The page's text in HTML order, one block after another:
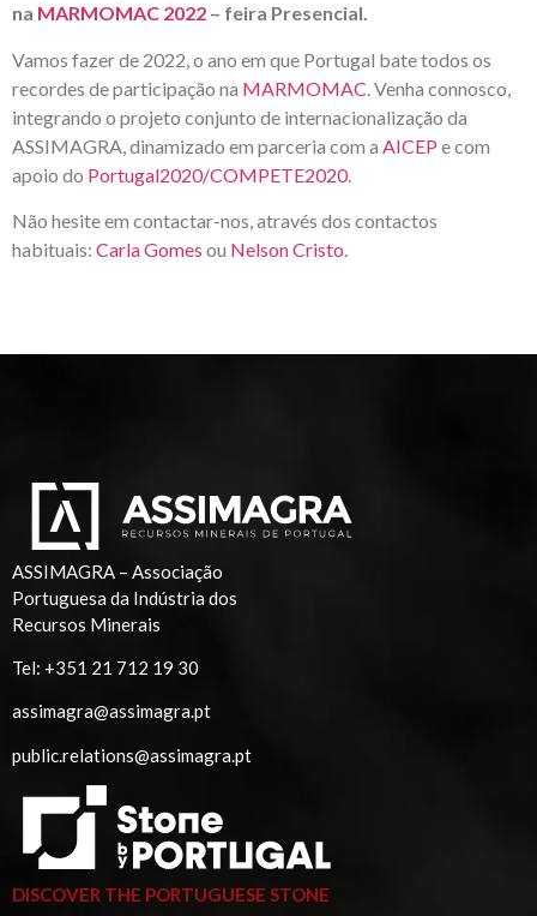
na MARMOMAC 2022 – feira Presencial.
Vamos fazer de 2022, o ano em que Portugal bate todos os
recordes de participação na MARMOMAC . Venha connosco,
integrando o projeto conjunto de internacionalização da
ASSIMAGRA, dinamizado em parceria com a AICEP e com
apoio do Portugal2020/COMPETE2020.
Não hesite em contactar-nos, através dos contactos
habituais: Carla Gomes ou Nelson Cristo.
ASSIMAGRA – Associação
Portuguesa da Indústria dos
Recursos Minerais
Tel: +351 21 712 19 30
assimagra@assimagra.pt
public.relations@assimagra.pt
DISCOVER THE PORTUGUESE STONE